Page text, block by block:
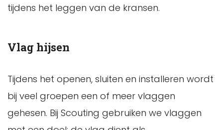
tijdens het leggen van de kransen.
Vlag hijsen
Tijdens het openen, sluiten en installeren wordt
bij veel groepen een of meer vlaggen
gehesen. Bij Scouting gebruiken we vlaggen